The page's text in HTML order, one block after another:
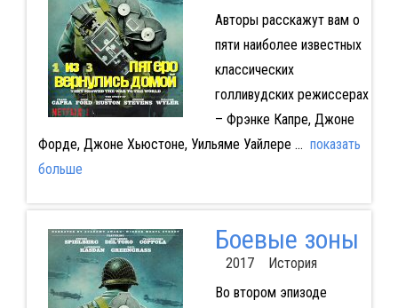
Авторы расскажут вам о
пяти наиболее известных
классических
голливудских режиссерах
– Фрэнке Капре, Джоне
Форде, Джоне Хьюстоне, Уильяме Уайлере ... показать
больше
Боевые зоны
2017 История
Во втором эпизоде